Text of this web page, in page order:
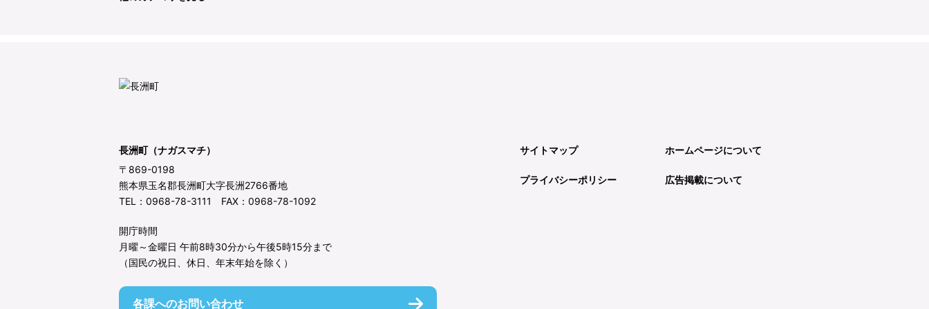
長洲町（ナガスマチ）
〒869-0198
熊本県玉名郡長洲町大字長洲2766番地
TEL：0968-78-3111 FAX：0968-78-1092
開庁時間
月曜～金曜日 午前8時30分から午後5時15分まで
（国民の祝日、休日、年末年始を除く）
各課へのお問い合わせ
サイトマップ ホームページについて
プライバシーポリシー 広告掲載について